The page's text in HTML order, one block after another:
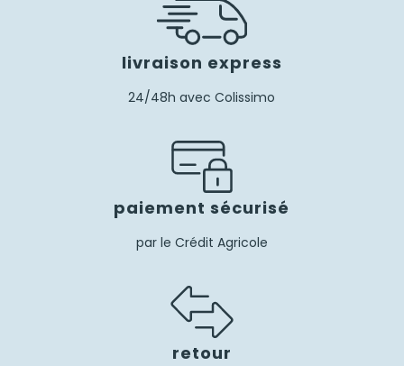
livraison express
24/48h avec Colissimo
paiement sécurisé
par le Crédit Agricole
retour